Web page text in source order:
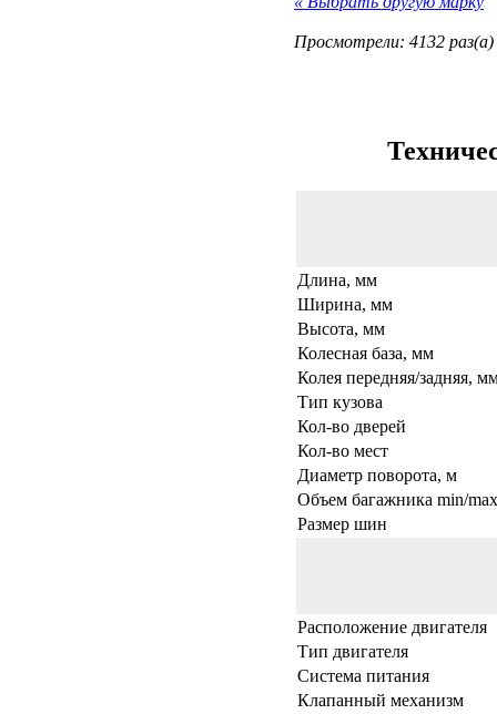
Просмотрели: 4132 раз(а)
Длина, мм
Ширина, мм
Высота, мм
Колесная база, мм
Колея передняя/задняя,
Тип кузова
Кол-во дверей
Кол-во мест
Диаметр поворота, м
Объем багажника min/
Размер шин
Расположение двигателя
Тип двигателя
Система питания
Клапанный механизм